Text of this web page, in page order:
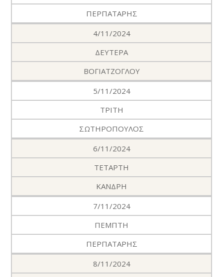
ΠΕΡΠΑΤΑΡΗΣ
4/11/2024
ΔΕΥΤΕΡΑ
ΒΟΓΙΑΤΖΟΓΛΟΥ
5/11/2024
ΤΡΙΤΗ
ΣΩΤΗΡΟΠΟΥΛΟΣ
6/11/2024
ΤΕΤΑΡΤΗ
ΚΑΝΔΡΗ
7/11/2024
ΠΕΜΠΤΗ
ΠΕΡΠΑΤΑΡΗΣ
8/11/2024